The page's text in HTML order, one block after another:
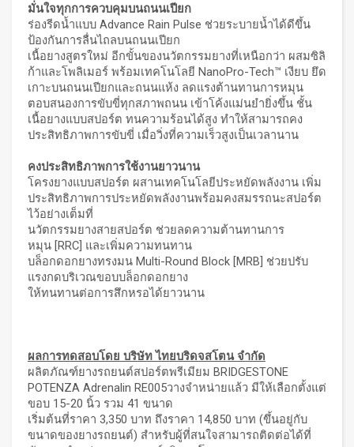
มั่นใจทุกการควบคุมบนถนนเปียก
ร่องรีดน้ำแบบ Advance Rain Pulse ช่วยระบายน้ำได้ดีขึ้น
ป้องกันการลื่นไถลบนถนนเปียก
เนื้อยางสูตรใหม่ อีกขั้นของนวัตกรรมยางที่เหนือกว่า ผสมซิลิ
ก้าและโพลิเมอร์ พร้อมเทคโนโลยี NanoPro-Tech™ เงียบ ยึด
เกาะบนถนนเปียกและถนนแห้ง ลดแรงต้านทานการหมุน
ตอบสนองการขับขี่ทุกสภาพถนน เข้าโค้งแม่นยำยิ่งขึ้น ชั้น
เนื้อยางแบบสปอร์ต ทนความร้อนได้สูง ทำให้สามารถคง
ประสิทธิภาพการขับขี่ เมื่อวิ่งที่ความเร็วสูงเป็นเวลานาน
คงประสิทธิภาพการใช้งานยาวนาน
โครงยางแบบสปอร์ต ผสานเทคโนโลยีประหยัดพลังงาน เพิ่ม
ประสิทธิภาพการประหยัดพลังงานพร้อมคงสมรรถนะสปอร์ต
ไว้อย่างเต็มที่
นวัตกรรมยางสายสปอร์ต ช่วยลดความต้านทานการ
หมุน [RRC] และเพิ่มความทนทาน
บล็อกดอกยางทรงมน Multi-Round Block [MRB] ช่วยปรับ
แรงกดบริเวณขอบบล็อกดอกยาง
ให้ทนทานต่อการสึกหรอได้ยาวนาน
ผลการทดสอบโดย บริษัท ไทยบริดจสโตน จำกัด
ผลิตภัณฑ์ยางรถยนต์สปอร์ตพรีเมียม BRIDGESTONE
POTENZA Adrenalin RE005วางจำหน่ายแล้ว มีให้เลือกตั้งแต่
ขอบ 15-20 นิ้ว รวม 41 ขนาด
เริ่มต้นที่ราคา 3,350 บาท ถึงราคา 14,850 บาท (ขึ้นอยู่กับ
ขนาดของยางรถยนต์) สำหรับผู้ที่สนใจสามารถติดต่อได้ที่